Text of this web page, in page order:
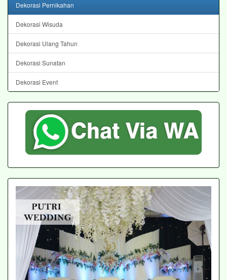
Dekorasi Pernikahan
Dekorasi Wisuda
Dekorasi Ulang Tahun
Dekorasi Sunatan
Dekorasi Event